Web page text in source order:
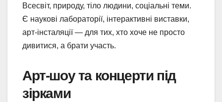
Всесвіт, природу, тіло людини, соціальні теми.
Є наукові лабораторії, інтерактивні виставки,
арт‑інсталяції — для тих, хто хоче не просто
дивитися, а брати участь.
Арт‑шоу та концерти під
зірками